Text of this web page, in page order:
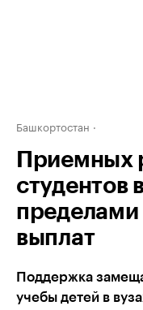
Башкортостан
Приемных
студентов
выплат
Поддержка
учебы детей в